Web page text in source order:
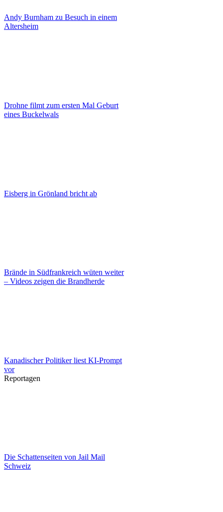
Andy Burnham zu Besuch in einem
Altersheim
Drohne filmt zum ersten Mal Geburt
eines Buckelwals
Eisberg in Grönland bricht ab
Brände in Südfrankreich wüten weiter
– Videos zeigen die Brandherde
Kanadischer Politiker liest KI-Prompt
vor
Reportagen
Die Schattenseiten von Jail Mail
Schweiz